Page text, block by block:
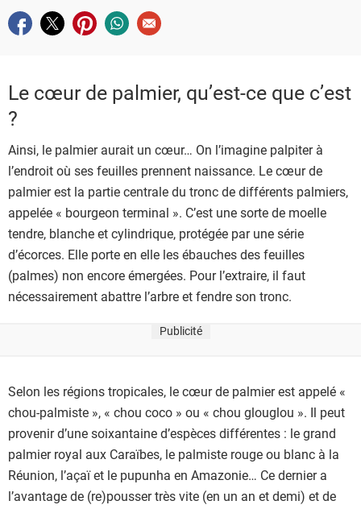
Partager sur facebook
Partager sur twitter
Partager sur pinterest
Partager sur whatsapp
Envoyer à un ami
Le cœur de palmier, qu’est-ce que c’est
?
Ainsi, le palmier aurait un cœur… On l’imagine palpiter à
l’endroit où ses feuilles prennent naissance. Le cœur de
palmier est la partie centrale du tronc de différents palmiers,
appelée « bourgeon terminal ». C’est une sorte de moelle
tendre, blanche et cylindrique, protégée par une série
d’écorces. Elle porte en elle les ébauches des feuilles
(palmes) non encore émergées. Pour l’extraire, il faut
nécessairement abattre l’arbre et fendre son tronc.
Publicité
Selon les régions tropicales, le cœur de palmier est appelé «
chou-palmiste », « chou coco » ou « chou glouglou ». Il peut
provenir d’une soixantaine d’espèces différentes : le grand
palmier royal aux Caraïbes, le palmiste rouge ou blanc à la
Réunion, l’açaï et le pupunha en Amazonie… Ce dernier a
l’avantage de (re)pousser très vite (en un an et demi) et de